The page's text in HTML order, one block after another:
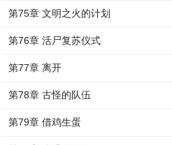
第75章 文明之火的计划
第76章 活尸复苏仪式
第77章 离开
第78章 古怪的队伍
第79章 借鸡生蛋